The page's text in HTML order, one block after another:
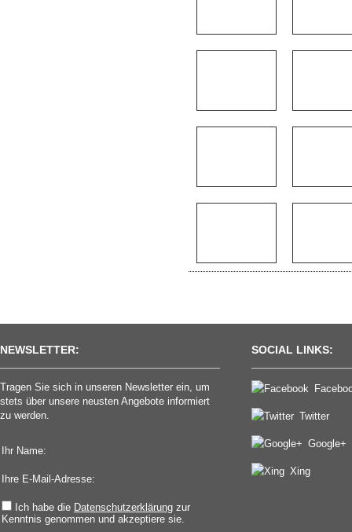
NEWSLETTER:
Tragen Sie sich in unseren Newsletter ein, um
stets über unsere neusten Angebote informiert
zu werden.
Ihr Name:
Ihre E-Mail-Adresse:
Ich habe die Datenschutzerklärung zur
Kenntnis genommen und akzeptiere sie.
SOCIAL LINKS:
Twitter
Google+
Xing